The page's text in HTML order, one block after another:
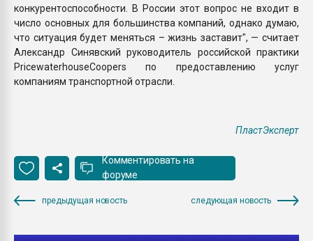
конкурентоспособности. В России этот вопрос не входит в
число основных для большинства компаний, однако думаю,
что ситуация будет меняться – жизнь заставит", — считает
Александр Синявский руководитель российской практики
PricewaterhouseCoopers по предоставлению услуг
компаниям транспортной отрасли.
ПластЭксперт
Комментировать на
форуме
предыдущая новость следующая новость